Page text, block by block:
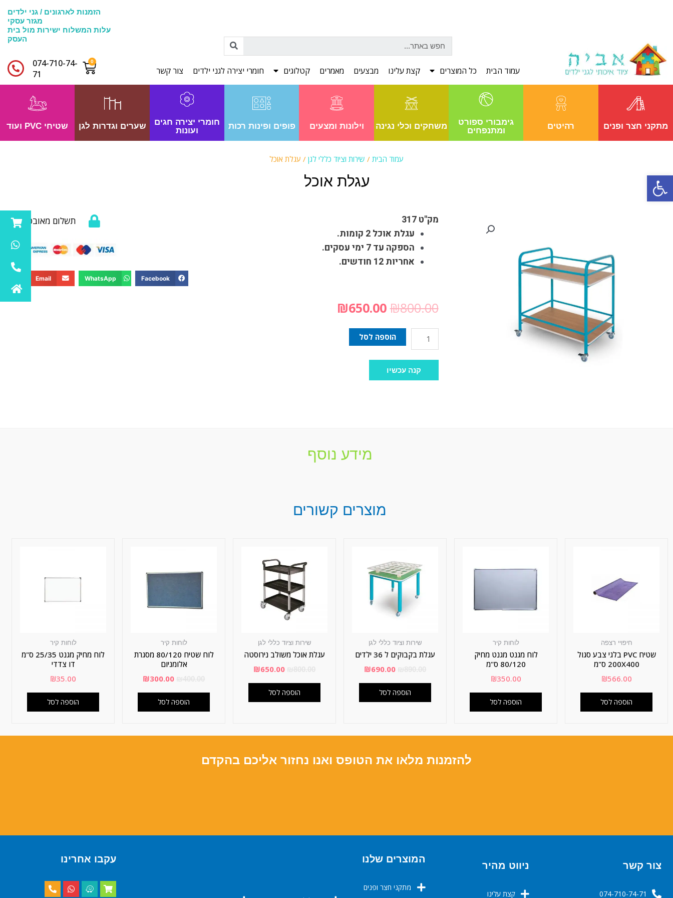
פתח סרגל נגישות
עמוד הבית כל המוצרים קצת עלינו מבצעים מאמרים קטלוגים חומרי יצירה לגני ילדים צור קשר
הזמנות לארגונים / גני ילדים
מגזר עסקי
עלות המשלוח ישירות מול בית
העסק
074-710-74-
71​
מתקני חצר ופנים רהיטים
גימבורי ספורט
ומתנפחים
משחקים וכלי נגינה וילונות ומצעים פופים ופינות רכות
חומרי יצירה חגים
ועונות
שערים וגדרות לגן שטיחי PVC ועוד
עמוד הבית / שירות וציוד כללי לגן / עגלת אוכל
עגלת אוכל
מק"ט 317
עגלת אוכל 2 קומות.
הספקה עד 7 ימי עסקים.
אחריות 12 חודשים.
₪800.00
₪650.00
הוספה לסל
קנה עכשיו
תשלום מאובטח
Facebook
WhatsApp
Email
מידע נוסף
מוצרים קשורים
חיפויי רצפה
שטיח PVC בלגי צבע סגול
200X400 ס"מ
₪566.00
הוספה לסל
שירות וציוד כללי לגן
עגלת בקבוקים ל 36 ילדים
₪690.00
הוספה לסל
שירות וציוד כללי לגן
עגלת אוכל משולב נירוסטה
₪650.00
הוספה לסל
לוחות קיר
לוח מחיק מגנט 25/35 ס"מ
דו צדדי
₪35.00
הוספה לסל
לוחות קיר
לוח מגנט מגנט מחיק
80/120 ס"מ
₪350.00
הוספה לסל
לוחות קיר
לוח שטיח 80/120 מסגרת
אלומניום
₪300.00
הוספה לסל
להזמנות מלאו את הטופס ואנו נחזור אליכם בהקדם
צור קשר
074-710-74-71
ניווט מהיר
קצת עלינו
המוצרים שלנו
מתקני חצר ופנים
עקבו אחרינו